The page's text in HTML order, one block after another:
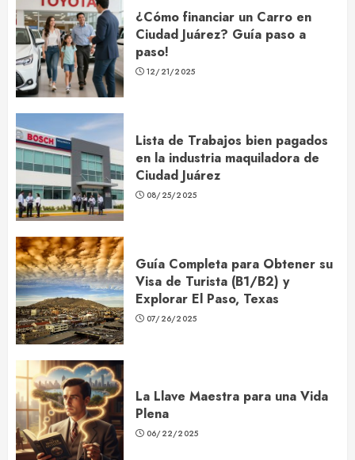
¿Cómo financiar un Carro en
Ciudad Juárez? Guía paso a
paso!
12/21/2025
Lista de Trabajos bien pagados
en la industria maquiladora de
Ciudad Juárez
08/25/2025
Guía Completa para Obtener su
Visa de Turista (B1/B2) y
Explorar El Paso, Texas
07/26/2025
La Llave Maestra para una Vida
Plena
06/22/2025